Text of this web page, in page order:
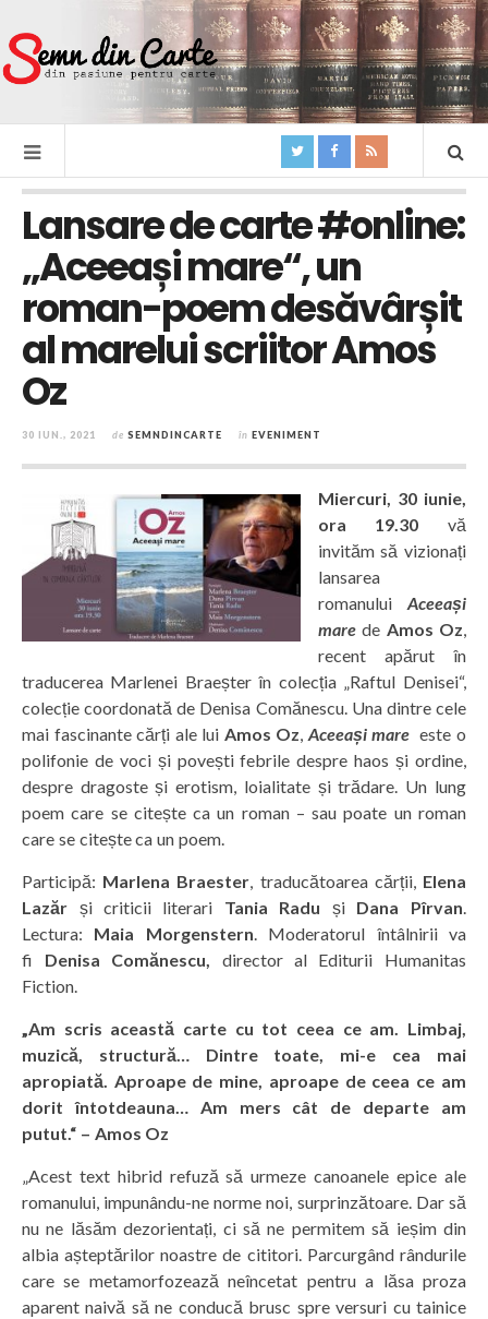
Lansare de carte #online:
„Aceeași mare“, un
roman-poem desăvârșit
al marelui scriitor Amos
Oz
30 IUN., 2021 de SEMNDINCARTE în EVENIMENT
Miercuri, 30 iunie,
ora 19.30 vă
invităm să vizionați
lansarea
romanului Aceeași
marede Amos Oz,
recent apărut în
traducerea Marlenei Braeșter în colecția „Raftul Denisei“,
colecție coordonată de Denisa Comănescu. Una dintre cele
mai fascinante cărți ale lui Amos Oz, Aceeași mare este o
polifonie de voci și povești febrile despre haos și ordine,
despre dragoste și erotism, loialitate și trădare. Un lung
poem care se citește ca un roman – sau poate un roman
care se citește ca un poem.
Participă: Marlena Braester, traducătoarea cărții, Elena
Lazăr și criticii literari Tania Radu și Dana Pîrvan.
Lectura: Maia Morgenstern. Moderatorul întâlnirii va
fi Denisa Comănescu, director al Editurii Humanitas
Fiction.
„Am scris această carte cu tot ceea ce am. Limbaj,
muzică, structură… Dintre toate, mi-e cea mai
apropiată. Aproape de mine, aproape de ceea ce am
dorit întotdeauna… Am mers cât de departe am
putut.“ – Amos Oz
„Acest text hibrid refuză să urmeze canoanele epice ale
romanului, impunându-ne norme noi, surprinzătoare. Dar să
nu ne lăsăm dezorientați, ci să ne permitem să ieșim din
albia așteptărilor noastre de cititori. Parcurgând rândurile
care se metamorfozează neîncetat pentru a lăsa proza
aparent naivă să ne conducă brusc spre versuri cu tainice